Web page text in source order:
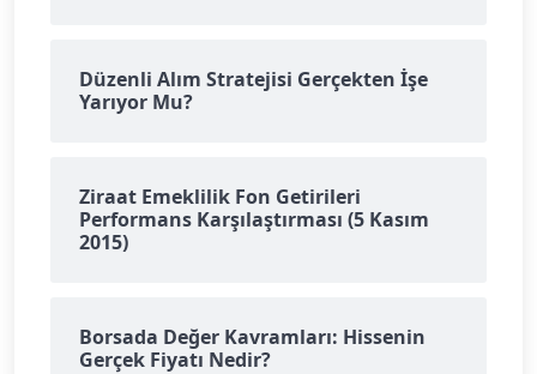
Düzenli Alım Stratejisi Gerçekten İşe
Yarıyor Mu?
Ziraat Emeklilik Fon Getirileri
Performans Karşılaştırması (5 Kasım
2015)
Borsada Değer Kavramları: Hissenin
Gerçek Fiyatı Nedir?